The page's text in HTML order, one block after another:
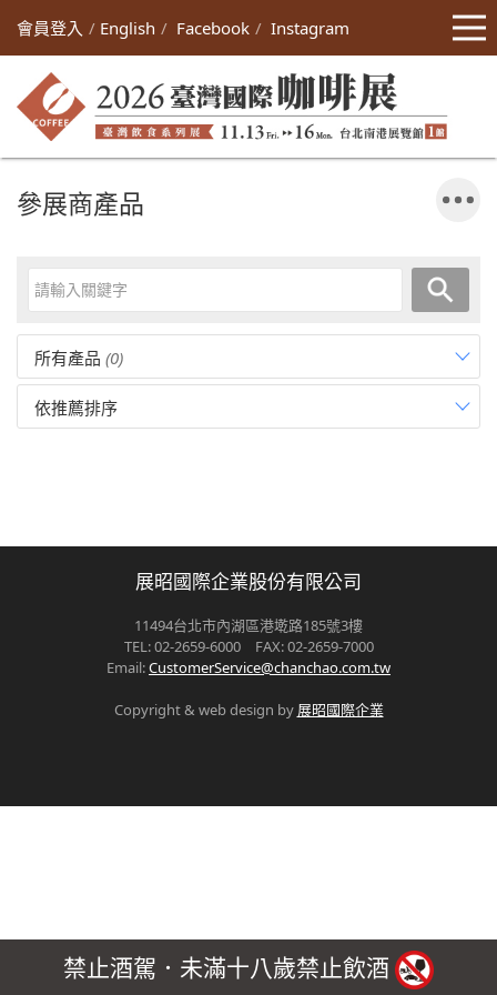
會員登入 English Facebook Instagram
參展商產品
所有產品 (0)
依推薦排序
展昭國際企業股份有限公司
11494台北市內湖區港墘路185號3樓
TEL: 02-2659-6000 FAX: 02-2659-7000
Email:CustomerService@chanchao.com.tw
Copyright & web design by 展昭國際企業
禁止酒駕．未滿十八歲禁止飲酒